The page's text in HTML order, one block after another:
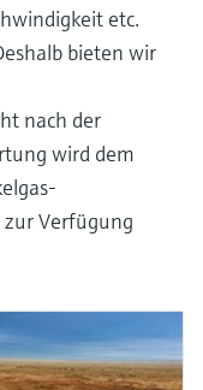
etc.
bieten wir
nach der
wird dem
Verfügung